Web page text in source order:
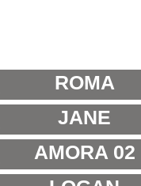
ROMA
JANE
AMORA 02